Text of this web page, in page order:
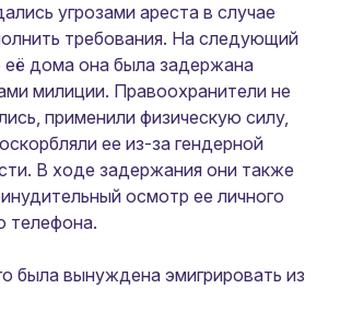
угрозами ареста в случае
требования. На следующий
её дома она была задержана
милиции. Правоохранители не
применили физическую силу,
ее из-за гендерной
В ходе задержания они также
осмотр ее личного
телефона.
была вынуждена эмигрировать из